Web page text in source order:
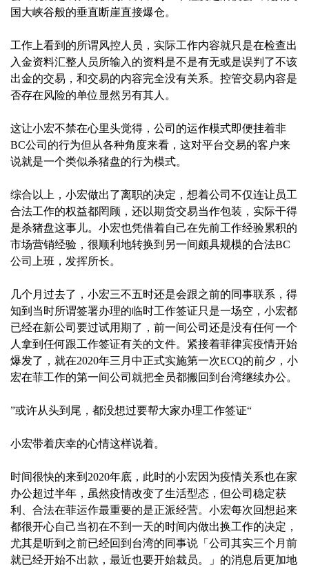
国大峡谷般的垂直断崖直接爆仓。
工作上看到的所谓风控人员，实际工作内容就只是在检查出
入金资料汇整人员所输入的资料是不是有无或是误判了不该
出金的交易，和交易的内容完全没有关系。控管交易内容是
否存在风险的单位显然另有其人。
这让小宏不禁在心里头觉得，公司的运作模式即便挂着非
BC公司的行为但从各种角度来看，这对平台交易的客户来
说就是一个类似杀猪盘的行为模式。‍
综合以上，小宏做出了离职的决定，想着公司不仅连让员工
合法工作的权益都罔顾，还以期货交易当作包装，实际干得
是杀猪盘这事儿。小宏也凭借着自己在先前工作经验累积的
市场营销经验，很顺利地转换到另一间颇具规模的合法BC
公司上班，发挥所长。
几个月过去了，小宏三不五时还是会跟之前的同事联系，得
知到当时所谓签署办理的临时工作签证只是一场空，小宏都
已经在新公司要过试用期了，前一间公司还是没有任何一个
人拿到任何跟工作签证有关的文件。紧接着菲律宾疫情开始
爆发了，就在2020年三月中正式实施第一次ECQ的前夕，小
宏在菲工作的第一间公司就把全员都搬回到台湾继续办公。‍
”或许从头到尾，都没想过要帮大家办理工作签证“
小宏带着庆幸的心情这样说着。
时间很快的来到2020年底，此时的小宏因为疫情关系也在家
办公超过半年，虽然疫情改变了生活型态，但公司稳定获
利、合法在菲运作最重要的是正派经营。小宏每次回想起来
都很开心自己当初在不到一天的时间内做出换工作的决定，
尤其是听到之前已经回到台湾的同事说「公司其实三个月前
就已经开始不出款，最近也要开始裁员。」的消息后更加地